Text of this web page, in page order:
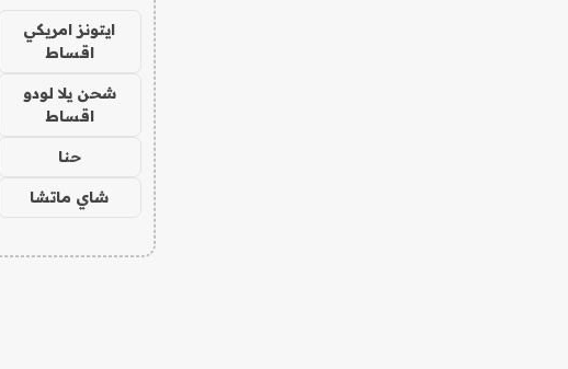
ايتونز امريكي
اقساط
شحن يلا لودو
اقساط
حنا
شاي ماتشا